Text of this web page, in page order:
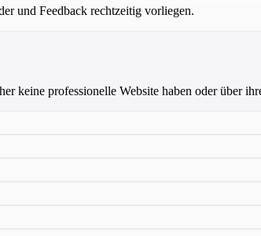
und Feedback rechtzeitig vorliegen.
keine professionelle Website haben oder über